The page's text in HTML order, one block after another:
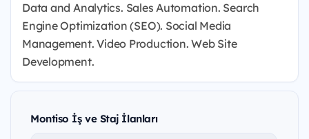
Data and Analytics. Sales Automation. Search
Engine Optimization (SEO). Social Media
Management. Video Production. Web Site
Development.
Montiso İş ve Staj İlanları